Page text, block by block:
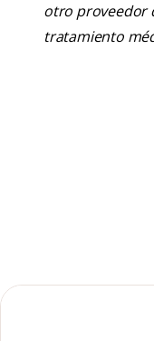
otro proveedor
tratamiento